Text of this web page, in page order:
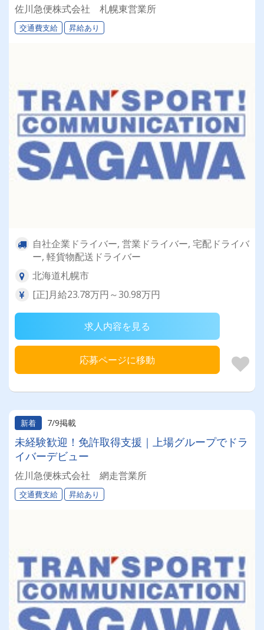
佐川急便株式会社 札幌東営業所
交通費支給 昇給あり
自社企業ドライバー, 営業ドライバー, 宅配ドライバ
ー, 軽貨物配送ドライバー
北海道札幌市
[正]月給23.78万円～30.98万円
求人内容を見る
応募ページに移動
新着 7/9掲載
未経験歓迎！免許取得支援｜上場グループでドラ
イバーデビュー
佐川急便株式会社 網走営業所
交通費支給 昇給あり